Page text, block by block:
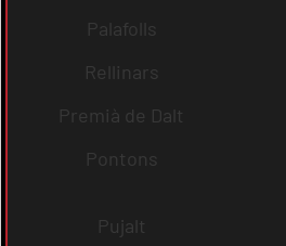
Palafolls
Rellinars
Premià de Dalt
Pontons
Pujalt